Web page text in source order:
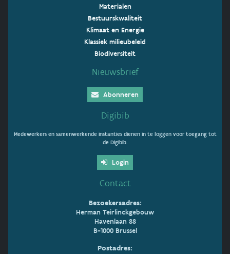
Materialen
Bestuurskwaliteit
Klimaat en Energie
Klassiek milieubeleid
Biodiversiteit
Nieuwsbrief
Abonneren
Digibib
Medewerkers en samenwerkende instanties dienen in te loggen voor toegang tot
de Digibib.
Login
Contact
Bezoekersadres:
Herman Teirlinckgebouw
Havenlaan 88
B-1000 Brussel
Postadres: